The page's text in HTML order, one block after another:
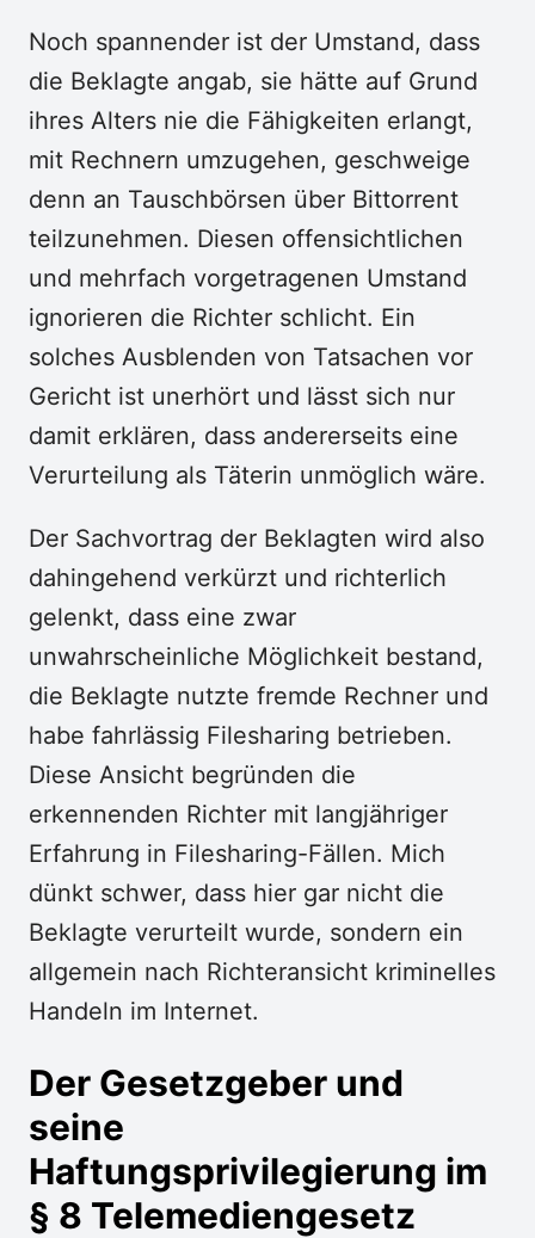
Noch spannender ist der Umstand, dass
die Beklagte angab, sie hätte auf Grund
ihres Alters nie die Fähigkeiten erlangt,
mit Rechnern umzugehen, geschweige
denn an Tauschbörsen über Bittorrent
teilzunehmen. Diesen offensichtlichen
und mehrfach vorgetragenen Umstand
ignorieren die Richter schlicht. Ein
solches Ausblenden von Tatsachen vor
Gericht ist unerhört und lässt sich nur
damit erklären, dass andererseits eine
Verurteilung als Täterin unmöglich wäre.
Der Sachvortrag der Beklagten wird also
dahingehend verkürzt und richterlich
gelenkt, dass eine zwar
unwahrscheinliche Möglichkeit bestand,
die Beklagte nutzte fremde Rechner und
habe fahrlässig Filesharing betrieben.
Diese Ansicht begründen die
erkennenden Richter mit langjähriger
Erfahrung in Filesharing-Fällen. Mich
dünkt schwer, dass hier gar nicht die
Beklagte verurteilt wurde, sondern ein
allgemein nach Richteransicht kriminelles
Handeln im Internet.
Der Gesetzgeber und
seine
Haftungsprivilegierung im
§ 8 Telemediengesetz